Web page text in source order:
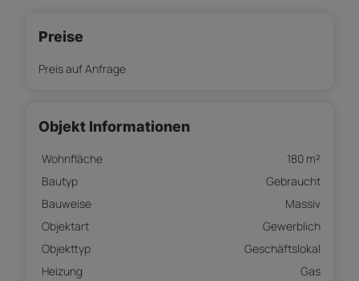
Preise
Preis auf Anfrage
Objekt Informationen
Wohnfläche
180 m²
Bautyp
Gebraucht
Bauweise
Massiv
Objektart
Gewerblich
Objekttyp
Geschäftslokal
Heizung
Gas